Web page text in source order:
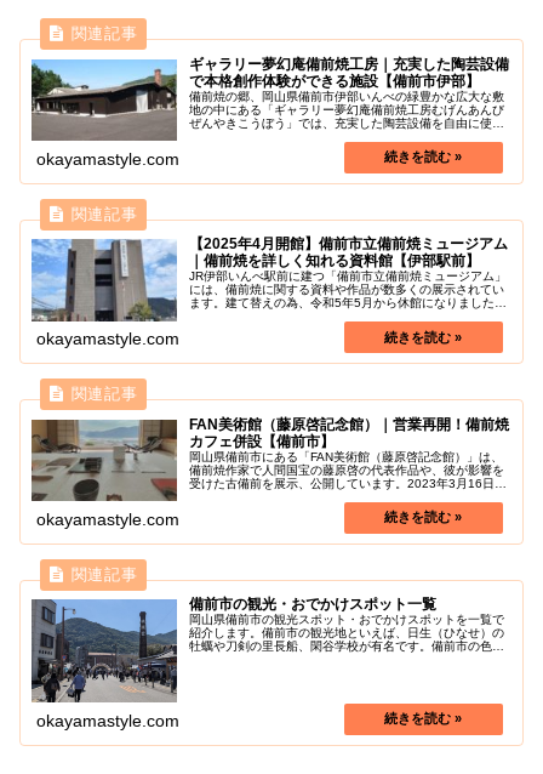
ギャラリー夢幻庵備前焼工房｜充実した陶芸設備
で本格創作体験ができる施設【備前市伊部】
備前焼の郷、岡山県備前市伊部いんべの緑豊かな広大な敷
地の中にある「ギャラリー夢幻庵備前焼工房むげんあんび
ぜんやきこうぼう」では、充実した陶芸設備を自由に使用
ウスがあるので、滞在して陶芸体験...
okayamastyle.com
【2025年4月開館】備前市立備前焼ミュージアム
｜備前焼を詳しく知れる資料館【伊部駅前】
JR伊部いんべ駅前に建つ「備前市立備前焼ミュージアム」
には、備前焼に関する資料や作品が数多くの展示されてい
ます。建て替えの為、令和5年5月から休館になりました、
okayamastyle.com
FAN美術館（藤原啓記念館）｜営業再開！備前焼
カフェ併設【備前市】
岡山県備前市にある「FAN美術館（藤原啓記念館）」は、
備前焼作家で人間国宝の藤原啓の代表作品や、彼が影響を
受けた古備前を展示、公開しています。2023年3月16日、
okayamastyle.com
備前市の観光・おでかけスポット一覧
岡山県備前市の観光スポット・おでかけスポットを一覧で
紹介します。備前市の観光地といえば、日生（ひなせ）の
牡蠣や刀剣の里長船、閑谷学校が有名です。備前市の色々
okayamastyle.com